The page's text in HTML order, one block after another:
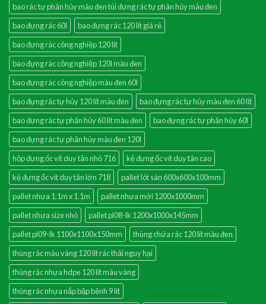
bao rác tự phân hủy màu đen túi đựng rác tự phân hủy màu đen
bao đựng rác 60l
bao đựng rác 120 lít giá rẻ
bao đựng rác công nghiệp 120 lít
bao đựng rác công nghiệp 120l màu đen
bao đựng rác công nghiệp màu đen 60l
bao đựng rác tự hủy 120 lít màu đen
bao đựng rác tự hủy màu đen 60 lít
bao đựng rác tự phân hủy 60 lít màu đen
bao đựng rác tự phân hủy 60l
bao đựng rác tự phân hủy màu đen 120l
hộp đựng ốc vít duy tân nhỏ 716
kệ đựng ốc vít duy tân cao
kệ đựng ốc vít duy tân lớn 718
pallet lót sàn 600x600x100mm
pallet nhựa 1.1m x 1.1m
pallet nhựa mới 1200x1000mm
pallet nhựa size nhỏ
pallet pl08-lk 1200x1000x145mm
pallet pl09-lk 1100x1100x150mm
thùng chứa rác 120 lít màu đen
thùng rác màu vàng 120 lít rác thải nguy hại
thùng rác nhựa hdpe 120 lít màu vàng
thùng rác nhựa nắp bập bênh 9 lít